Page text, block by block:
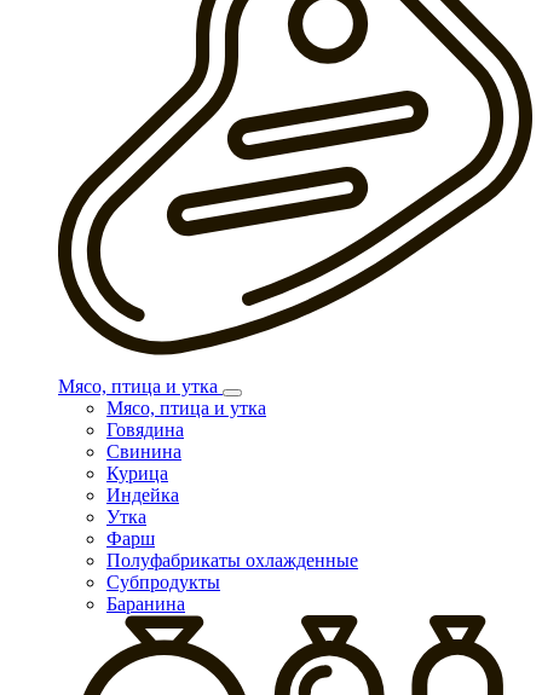
Мясо, птица и утка
Мясо, птица и утка
Говядина
Свинина
Курица
Индейка
Утка
Фарш
Полуфабрикаты охлажденные
Субпродукты
Баранина